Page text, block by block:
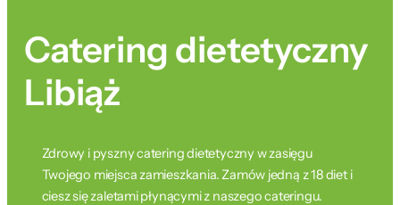
Catering dietetyczny
Libiąż
Zdrowy i pyszny catering dietetyczny w zasięgu
Twojego miejsca zamieszkania. Zamów jedną z 18 diet i
ciesz się zaletami płynącymi z naszego cateringu.